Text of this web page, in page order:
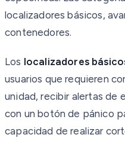
localizadores básicos,
contenedores.
Los localizadores
usuarios que requieren
unidad, recibir alertas de
con un botón de pánico
capacidad de realizar